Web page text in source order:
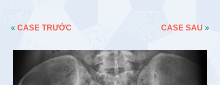
«CASE TRƯỚC CASE SAU »